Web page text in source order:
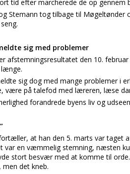
tid efter marcherede de op gennem
Stemann tog tilbage til
sig med problemer
afstemningsresultatet den 10.
længe.
sig dog med mange problemer i
være på talefod med læreren, læse
forandrede byens liv og
at han den 5. marts var taget
var en væmmelig stemning, næsten
stort besvær med at komme til
men det kneb.